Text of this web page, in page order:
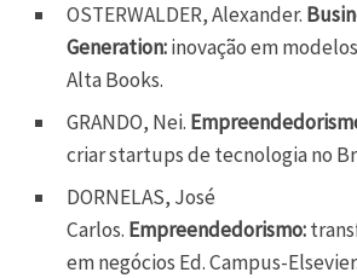
OSTERWALDER, Alexander.
Generation:inovação em
Alta Books.
GRANDO, Nei.
criar startups de tecnologia no
DORNELAS, José
Carlos. Empreendedorismo:
em negócios Ed. Campus-Elsevier.